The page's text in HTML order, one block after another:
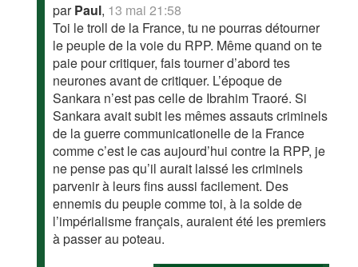
parPaul, 13 mai 21:58
Toi le troll de la France, tu ne pourras détourner
le peuple de la voie du RPP. Même quand on te
paie pour critiquer, fais tourner d’abord tes
neurones avant de critiquer. L’époque de
Sankara n’est pas celle de Ibrahim Traoré. Si
Sankara avait subit les mêmes assauts criminels
de la guerre communicationelle de la France
comme c’est le cas aujourd’hui contre la RPP, je
ne pense pas qu’il aurait laissé les criminels
parvenir à leurs fins aussi facilement. Des
ennemis du peuple comme toi, à la solde de
l’impérialisme français, auraient été les premiers
à passer au poteau.